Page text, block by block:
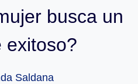
busca un
exitoso?
Saldana